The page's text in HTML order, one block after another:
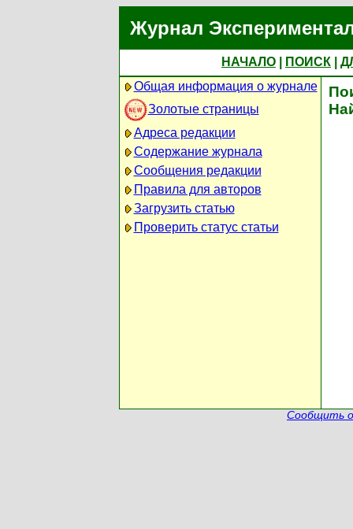
Журнал
НАЧАЛО ПОИСК
Общая информация о журнале
Золотые страницы
Адреса редакции
Содержание журнала
Сообщения редакции
Правила для авторов
Загрузить статью
Проверить статус статьи
Сообщить о